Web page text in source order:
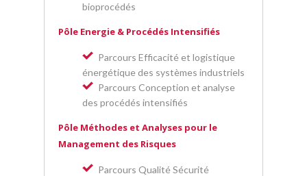
bioprocédés
Pôle Energie & Procédés Intensifiés
Parcours Efficacité et logistique
énergétique des systèmes industriels
Parcours Conception et analyse
des procédés intensifiés
Pôle Méthodes et Analyses pour le
Management des Risques
Parcours Qualité Sécurité